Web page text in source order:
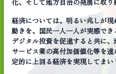
経済については、明るい兆しが
動きを、国民一人一人が実感で
デジタル投資を促進すると共に、
サービス業の高付加価値化等を
定的に上回る経済を実現してまい